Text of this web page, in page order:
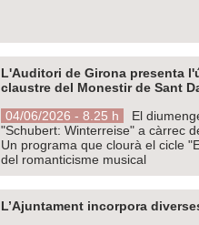
L'Auditori de Girona presenta
claustre del Monestir de Sant
04/06/2026 - 8.25 h
El
"Schubert: Winterreise" a càrrec
Un programa que clourà el cicle
del romanticisme musical
L’Ajuntament incorpora